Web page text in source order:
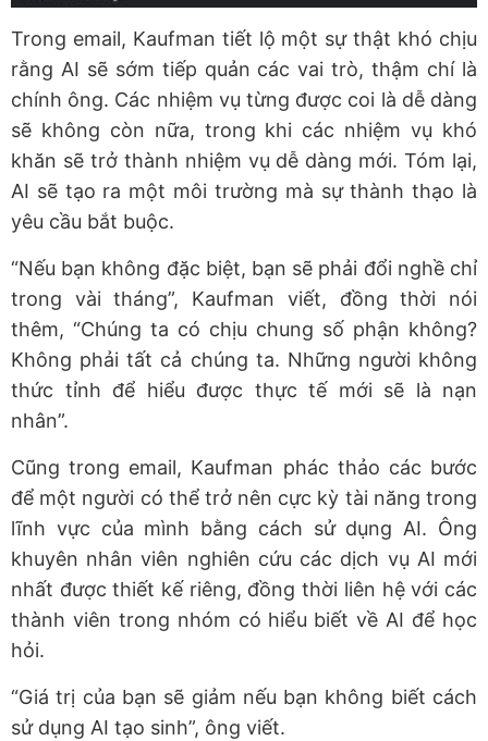
Trong email, Kaufman tiết lộ một sự thật khó chịu
rằng AI sẽ sớm tiếp quản các vai trò, thậm chí là
chính ông. Các nhiệm vụ từng được coi là dễ dàng
sẽ không còn nữa, trong khi các nhiệm vụ khó
khăn sẽ trở thành nhiệm vụ dễ dàng mới. Tóm lại,
AI sẽ tạo ra một môi trường mà sự thành thạo là
yêu cầu bắt buộc.
“Nếu bạn không đặc biệt, bạn sẽ phải đổi nghề chỉ
trong vài tháng”, Kaufman viết, đồng thời nói
thêm, “Chúng ta có chịu chung số phận không?
Không phải tất cả chúng ta. Những người không
thức tỉnh để hiểu được thực tế mới sẽ là nạn
nhân”.
Cũng trong email, Kaufman phác thảo các bước
để một người có thể trở nên cực kỳ tài năng trong
lĩnh vực của mình bằng cách sử dụng AI. Ông
khuyên nhân viên nghiên cứu các dịch vụ AI mới
nhất được thiết kế riêng, đồng thời liên hệ với các
thành viên trong nhóm có hiểu biết về AI để học
hỏi.
“Giá trị của bạn sẽ giảm nếu bạn không biết cách
sử dụng AI tạo sinh”, ông viết.